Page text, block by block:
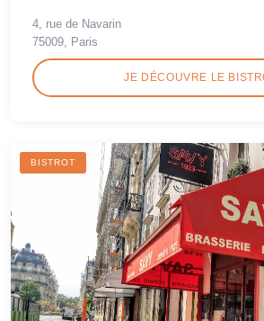
4, rue de Navarin
75009, Paris
JE DÉCOUVRE LE
BISTROT